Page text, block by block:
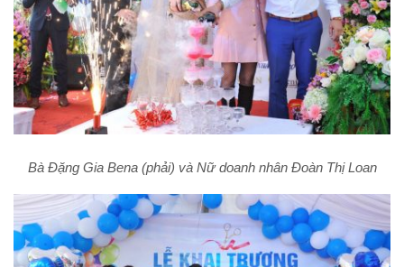
Bà Đặng Gia Bena (phải) và Nữ doanh nhân Đoàn Thị Loan